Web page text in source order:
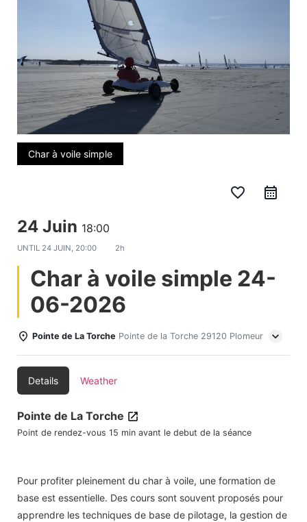
Char à voile simple
favorite_border
24 Juin 18:00
UNTIL 24 JUIN, 20:00 2h
Char à voile simple 24-
06-2026
Pointe de La Torche Pointe de la Torche 29120 Plomeur
Details Weather
Pointe de La Torche
Point de rendez-vous 15 min avant le debut de la séance
Pour profiter pleinement du char à voile, une formation de
base est essentielle. Des cours sont souvent proposés pour
apprendre les techniques de base de pilotage, la gestion de